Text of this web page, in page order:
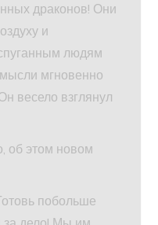
драконов! Они
и
людям
мгновенно
весело взглянул
об этом новом
побольше